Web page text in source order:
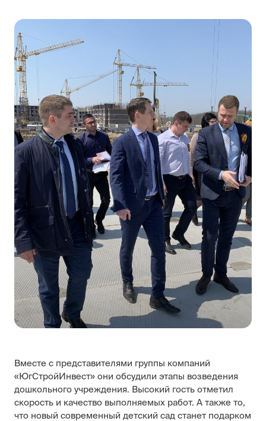
Вместе с представителями группы компаний
«ЮгСтройИнвест» они обсудили этапы возведения
дошкольного учреждения. Высокий гость отметил
скорость и качество выполняемых работ. А также то,
что новый современный детский сад станет подарком